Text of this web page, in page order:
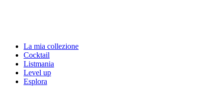
La mia collezione
Cocktail
Listmania
Level up
Esplora